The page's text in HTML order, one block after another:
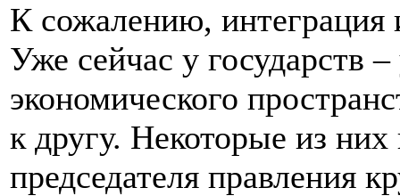
К сожалению, интеграция
Уже сейчас у государств
экономического
к другу. Некоторые из
председателя правления